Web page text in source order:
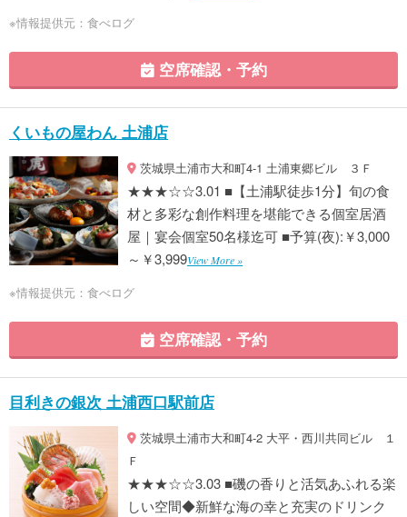
※情報提供元：食べログ
空席確認・予約
くいもの屋わん 土浦店
茨城県土浦市大和町4-1 土浦東郷ビル ３Ｆ
★★★☆☆3.01 ■【土浦駅徒歩1分】旬の食
材と多彩な創作料理を堪能できる個室居酒
屋｜宴会個室50名様迄可 ■予算(夜):￥3,000
～￥3,999View More »
※情報提供元：食べログ
空席確認・予約
目利きの銀次 土浦西口駅前店
茨城県土浦市大和町4-2 大平・西川共同ビル １
Ｆ
★★★☆☆3.03 ■磯の香りと活気あふれる楽
しい空間◆新鮮な海の幸と充実のドリンク